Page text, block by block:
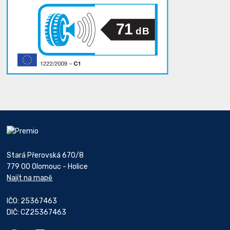
71 dB
Stará Přerovská 670/8
779 00 Olomouc - Holice
Najít na mapě
IČO: 25367463
DIČ: CZ25367463